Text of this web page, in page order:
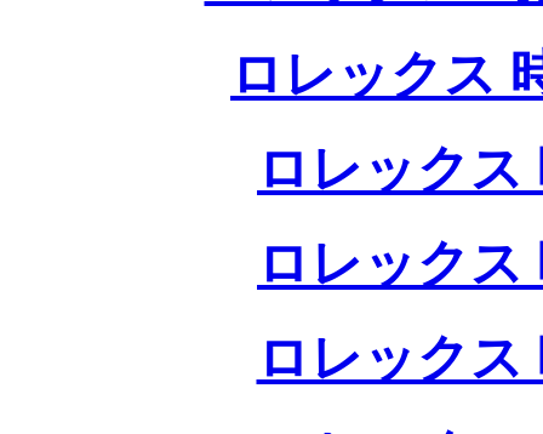
ロレックス
ロレックス
ロレックス
ロレックス